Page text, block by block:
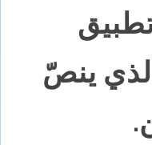
ينصّ